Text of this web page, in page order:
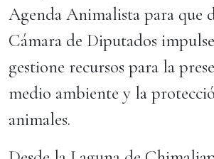
Agenda Animalista para que
Cámara de Diputados
gestione recursos para la
medio ambiente y la
animales.